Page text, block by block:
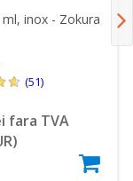
ml, inox - Zokura
(51)
fara TVA